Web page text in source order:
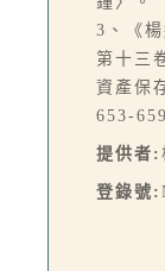
3、《
第十三
資產保
653-659
提供者:
登錄號: